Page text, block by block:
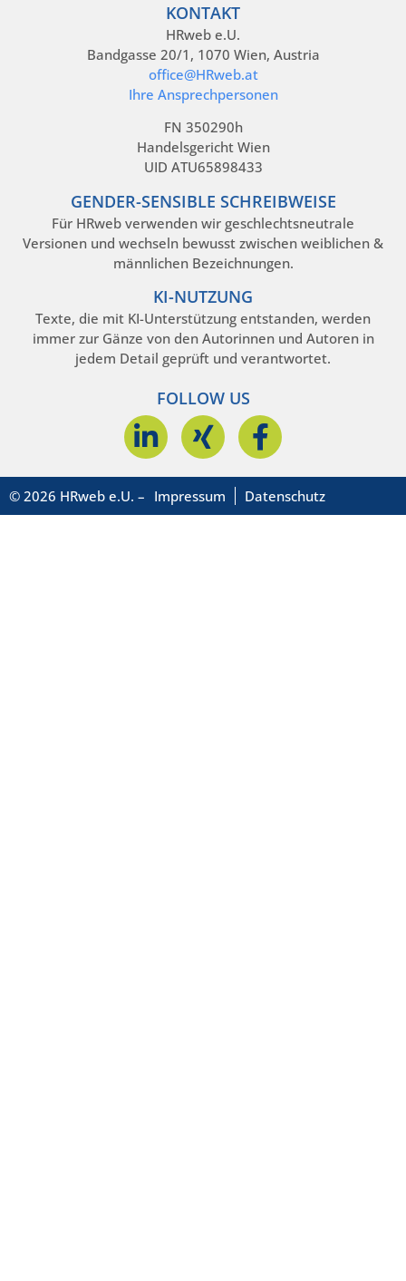
KONTAKT
HRweb e.U.
Bandgasse 20/1, 1070 Wien, Austria
office@HRweb.at
Ihre Ansprechpersonen
FN 350290h
Handelsgericht Wien
UID ATU65898433
GENDER-SENSIBLE SCHREIBWEISE
Für HRweb verwenden wir geschlechtsneutrale
Versionen und wechseln bewusst zwischen weiblichen &
männlichen Bezeichnungen.
KI-NUTZUNG
Texte, die mit KI-Unterstützung entstanden, werden
immer zur Gänze von den Autorinnen und Autoren in
jedem Detail geprüft und verantwortet.
FOLLOW US
© 2026 HRweb e.U. – Impressum Datenschutz